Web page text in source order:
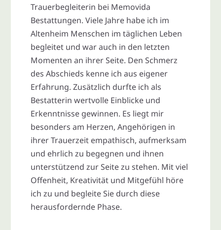
Trauerbegleiterin bei Memovida
Bestattungen. Viele Jahre habe ich im
Altenheim Menschen im täglichen Leben
begleitet und war auch in den letzten
Momenten an ihrer Seite. Den Schmerz
des Abschieds kenne ich aus eigener
Erfahrung. Zusätzlich durfte ich als
Bestatterin wertvolle Einblicke und
Erkenntnisse gewinnen. Es liegt mir
besonders am Herzen, Angehörigen in
ihrer Trauerzeit empathisch, aufmerksam
und ehrlich zu begegnen und ihnen
unterstützend zur Seite zu stehen. Mit viel
Offenheit, Kreativität und Mitgefühl höre
ich zu und begleite Sie durch diese
herausfordernde Phase.